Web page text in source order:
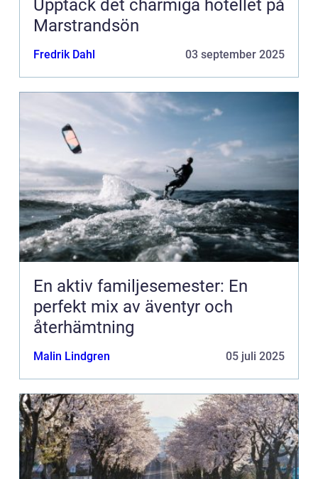
Upptäck det charmiga hotellet på
Marstrandsön
Fredrik Dahl 03 september 2025
En aktiv familjesemester: En
perfekt mix av äventyr och
återhämtning
Malin Lindgren 05 juli 2025